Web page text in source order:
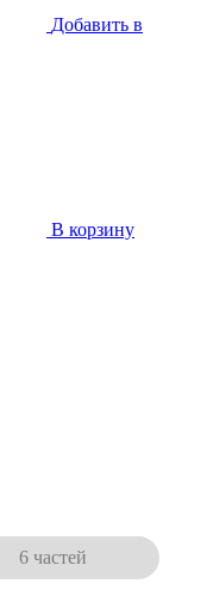
Добавить в
В корзину
6 частей